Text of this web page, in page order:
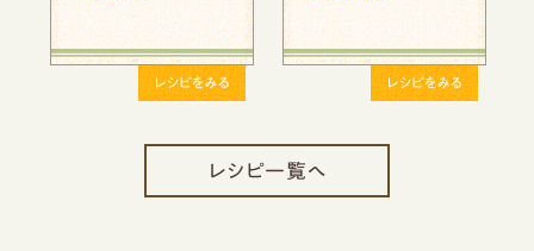
レシピをみる レシピをみる
レシピ一覧へ